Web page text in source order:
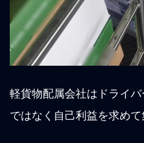
軽貨物配属会社はドライ
ではなく自己利益を求めて